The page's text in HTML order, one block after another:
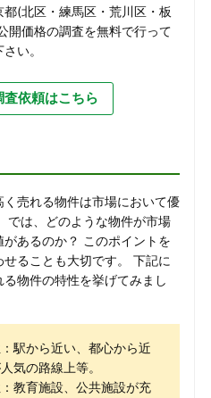
(北区・練馬区・荒川区・板
開価格の調査を無料で行って
い。
依頼はこちら
売れる物件は市場において優
では、どのような物件が市場
があるのか？ このポイントを
ることも大切です。 下記に
物件の特性を挙げてみまし
駅から近い、都心から近
気の路線上等。
教育施設、公共施設が充